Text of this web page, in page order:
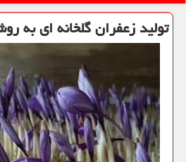
تولید زعفران گلخانه ای به